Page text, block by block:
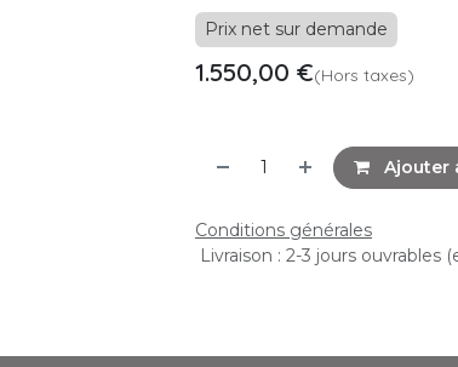
Prix net sur demande
1.550,00 €(Hors taxes)
Ajouter
Conditions générales
Livraison : 2-3 jours ouvrables